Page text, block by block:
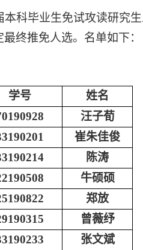
本科毕业生免试攻读研究
终推免人选。名单如下：
学号
姓名
汪子荀
崔朱佳俊
陈涛
牛硕硕
郑放
曾薇纾
张文斌